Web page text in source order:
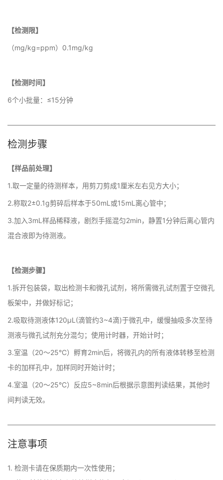
【检测限】
（mg/kg=ppm）0.1mg/kg
【检测时间】
6个小批量：≤15分钟
检测步骤
【样品前处理】
1.取一定量的待测样本，用剪刀剪成1厘米左右见方大小；
2.称取2±0.1g剪碎后样本于50mL或15mL离心管中；
3.加入3mL样品稀释液，剧烈手摇混匀2min，静置1分钟后离心管内
混合液即为待测液。
【检测步骤】
1.拆开包装袋，取出检测卡和微孔试剂，将所需微孔试剂置于空微孔
板架中，并做好标记；
2.吸取待测液体120μL(滴管约3~4滴)于微孔中，缓慢抽吸多次至待
测液与微孔试剂充分混匀；使用计时器，开始计时；
3.室温（20～25°C）孵育2min后，将微孔内的所有液体转移至检测
卡的加样孔中，加样同时开始计时；
4.室温（20～25°C）反应5~8min后根据示意图判读结果，其他时
间判读无效。
注意事项
1. 检测卡请在保质期内一次性使用；